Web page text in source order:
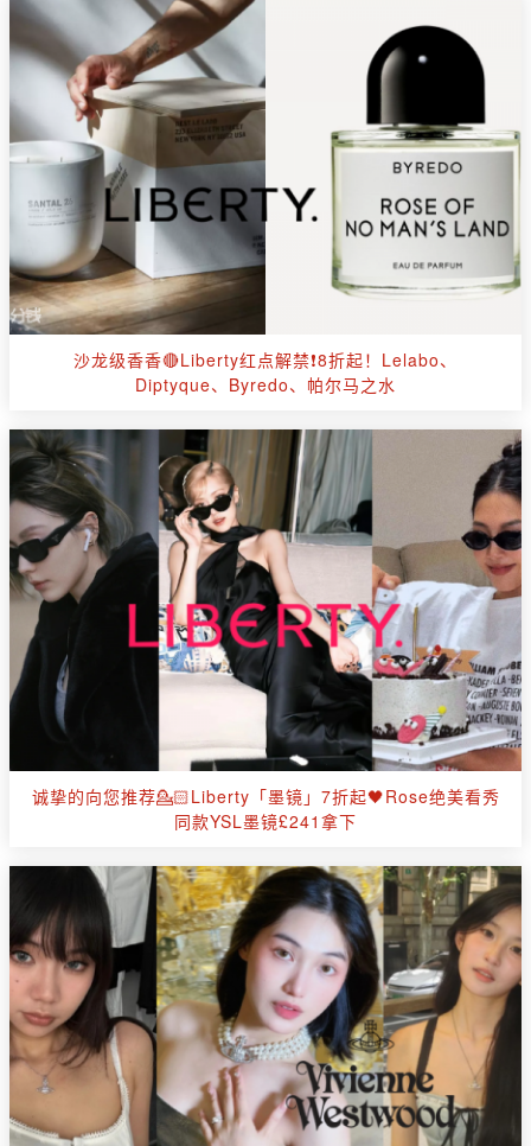
沙龙级香香🔴Liberty红点解禁❗8折起！Lelabo、
Diptyque、Byredo、帕尔马之水
诚挚的向您推荐💁🏻Liberty「墨镜」7折起🖤Rose绝美看秀
同款YSL墨镜£241拿下